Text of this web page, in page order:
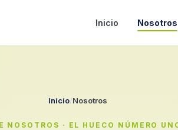
Inicio Nosotros
Inicio/Nosotros
NOSOTROS · EL HUECO NÚMERO